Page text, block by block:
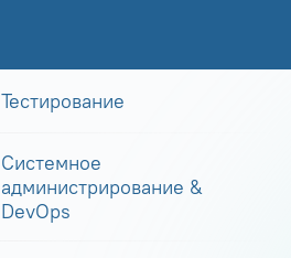
Тестирование
Системное
администрирование &
DevOps